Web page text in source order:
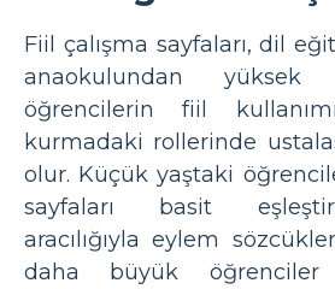
Fiil çalışma sayfaları, dil
anaokulundan yüksek
öğrencilerin fiil
kurmadaki rollerinde
olur. Küçük yaştaki
sayfaları basit
aracılığıyla eylem
daha büyük